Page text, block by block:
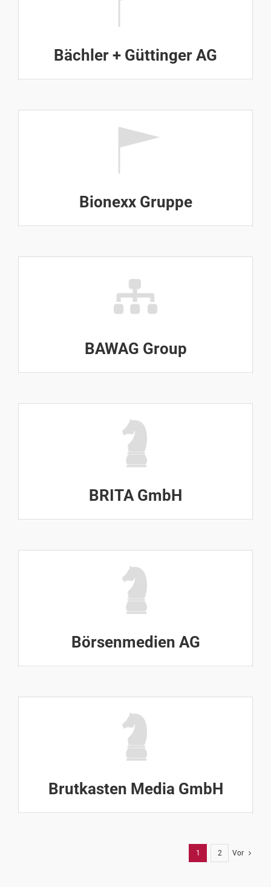
Bächler + Güttinger AG
Bionexx Gruppe
BAWAG Group
BRITA GmbH
Börsenmedien AG
Brutkasten Media GmbH
1 2 Vor